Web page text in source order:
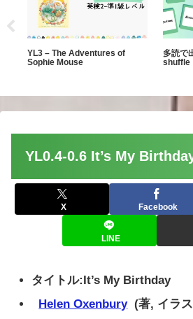
YL3 – The Adventures of
Sophie Mouse
多読で
shuffle
YL0.4-0.6 It’s My
X Facebook
LINE
タイトル:It’s My Birthday
Helen Oxenbury(著, イラ